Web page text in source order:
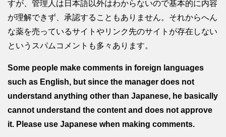
すが、管理人は日本語以外はわからないので基本的に内容
が理解できず、承認することもありません。それからへん
な薬を売っているサイトやリンク先のサイトが存在しない
というスパムコメントも多々あります。
Some people make comments in foreign languages
such as English, but since the manager does not
understand anything other than Japanese, he basically
cannot understand the content and does not approve
it. Please use Japanese when making comments.